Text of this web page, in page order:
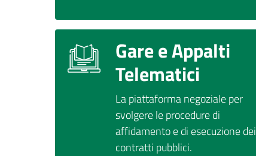
Gare e Appalti
Telematici
La piattaforma negoziale per
svolgere le procedure di
affidamento e di esecuzione dei
contratti pubblici.